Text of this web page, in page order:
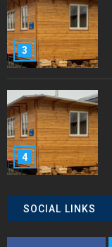
3
4
SOCIAL LINKS